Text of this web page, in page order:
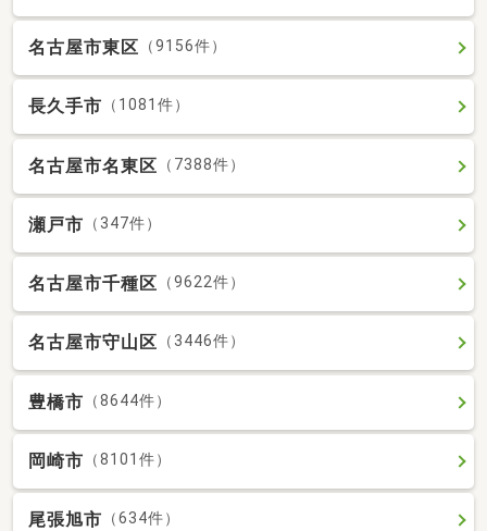
名古屋市東区 （9156件）
長久手市 （1081件）
名古屋市名東区 （7388件）
瀬戸市 （347件）
名古屋市千種区 （9622件）
名古屋市守山区 （3446件）
豊橋市 （8644件）
岡崎市 （8101件）
尾張旭市 （634件）